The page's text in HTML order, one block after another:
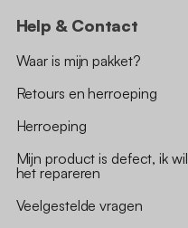
Help & Contact
Waar is mijn pakket?
Retours en herroeping
Herroeping
Mijn product is defect, ik wil
het repareren
Veelgestelde vragen